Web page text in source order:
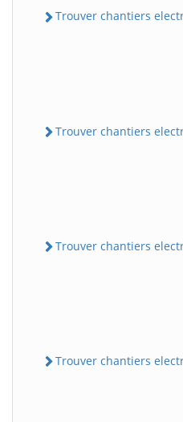
Trouver chantiers
Trouver chantiers
Trouver chantiers
Trouver chantiers